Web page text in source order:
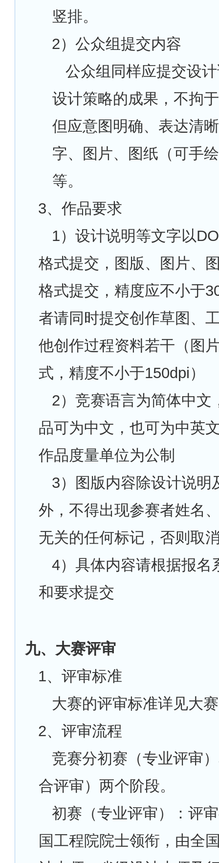
竖排。
2）公众组提交内容
公众组同样应提交设
设计策略的成果，不拘
但应意图明确、表达清
字、图片、图纸（可手
等。
3、作品要求
1）设计说明等文字以
格式提交，图版、图片、
格式提交，精度应不小于
者请同时提交创作草图、
他创作过程资料若干（图
式，精度不小于150dpi）
2）竞赛语言为简体中文
品可为中文，也可为中英
作品度量单位为公制
3）图版内容除设计说明
外，不得出现参赛者姓名
无关的任何标记，否则取
4）具体内容请根据报名
和要求提交
九、大赛评审
1、评审标准
大赛的评审标准详见大
2、评审流程
竞赛分初赛（专业评审
合评审）两个阶段。
初赛（专业评审）：评
国工程院院士领衔，由全